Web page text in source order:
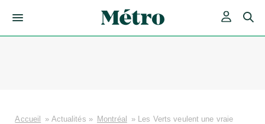
Accueil » Actualités » Montréal » Les Verts veulent une vraie